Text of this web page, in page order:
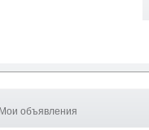
Мои объявления